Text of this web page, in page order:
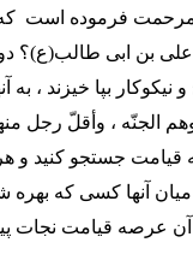
فرموده است که
علی بن ابی طالب(ع)؟
نیکوکار بپا خیزند ،
الجنّه ، وأقلّ
قیامت جستجو کنید و
میان آنها کسی که
آن عرصه قیامت نجات